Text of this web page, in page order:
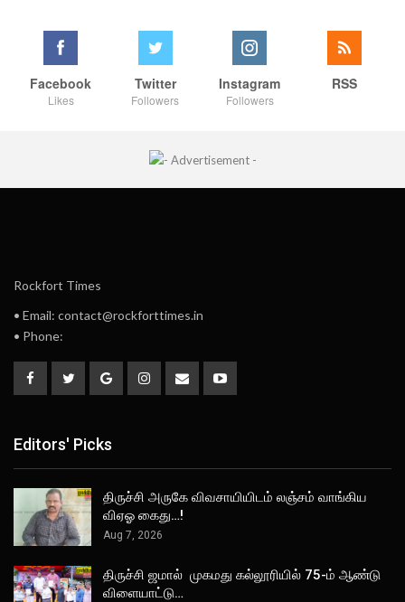
Facebook
Likes
Twitter
Followers
Instagram
Followers
RSS
Rockfort Times
• Email: contact@rockforttimes.in
• Phone:
Editors' Picks
திருச்சி அருகே விவசாயியிடம் லஞ்சம் வாங்கிய
விஏஓ கைது…!
Aug 7, 2026
திருச்சி ஜமால் முகமது கல்லூரியில் 75-ம் ஆண்டு
விளையாட்டு…